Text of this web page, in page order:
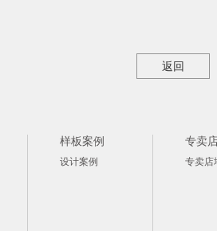
返回
样板案例
设计案例
专卖
专卖店